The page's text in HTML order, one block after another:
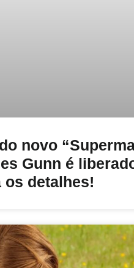
novo
Gunn é
os detalhes!